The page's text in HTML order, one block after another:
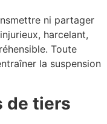
ni partager
harcelant,
Toute
la suspension
de tiers